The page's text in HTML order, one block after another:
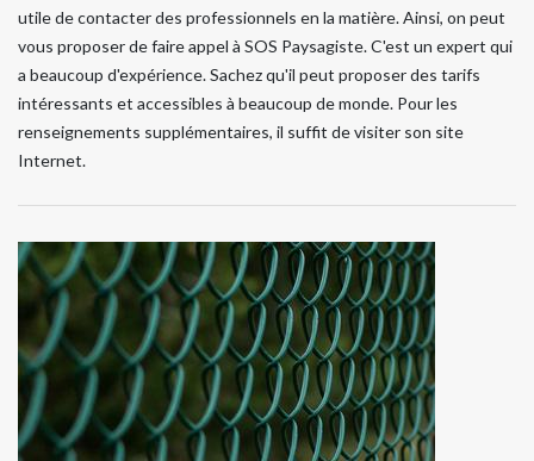
utile de contacter des professionnels en la matière. Ainsi, on peut
vous proposer de faire appel à SOS Paysagiste. C'est un expert qui
a beaucoup d'expérience. Sachez qu'il peut proposer des tarifs
intéressants et accessibles à beaucoup de monde. Pour les
renseignements supplémentaires, il suffit de visiter son site
Internet.